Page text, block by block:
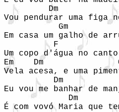
Dm
Vou pendurar uma figa
Gm
Em casa um galho de
          F
Um copo d'água no
Em    Dm
Vela acesa, e uma
Dm
Eu vou me banhar de
Dm
É com vovó Maria que